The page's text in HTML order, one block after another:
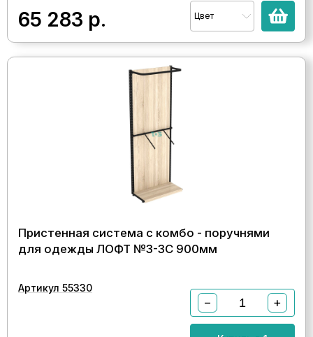
65 283 р. Цвет
Пристенная система с комбо - поручнями
для одежды ЛОФТ №3-ЗС 900мм
Артикул 55330
− +